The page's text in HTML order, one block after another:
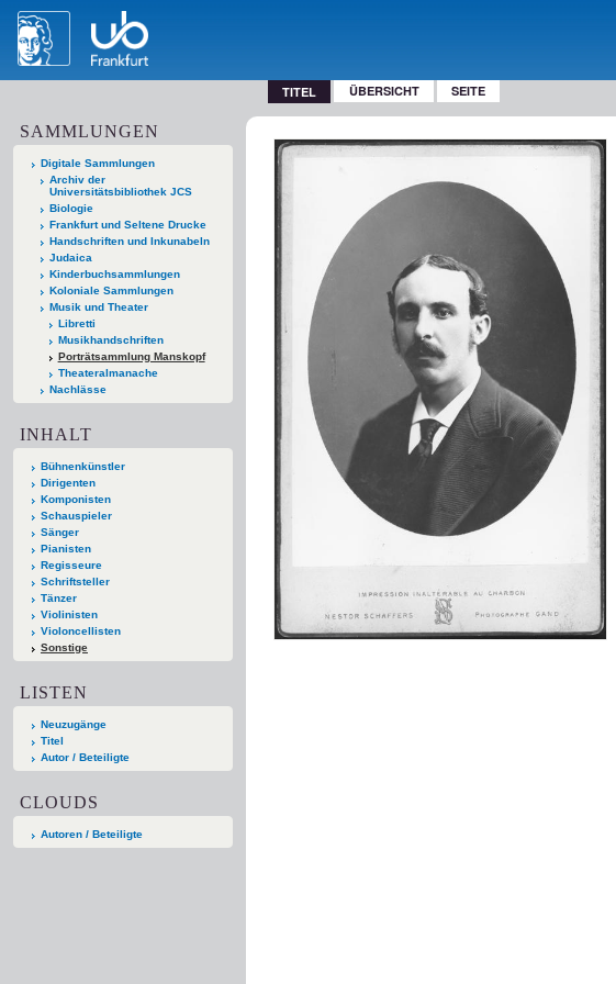
TITEL ÜBERSICHT SEITE
SAMMLUNGEN
Digitale Sammlungen
Archiv der
Universitätsbibliothek JCS
Biologie
Frankfurt und Seltene Drucke
Handschriften und Inkunabeln
Judaica
Kinderbuchsammlungen
Koloniale Sammlungen
Musik und Theater
Libretti
Musikhandschriften
Porträtsammlung Manskopf
Theateralmanache
Nachlässe
INHALT
Bühnenkünstler
Dirigenten
Komponisten
Schauspieler
Sänger
Pianisten
Regisseure
Schriftsteller
Tänzer
Violinisten
Violoncellisten
Sonstige
LISTEN
Neuzugänge
Titel
Autor / Beteiligte
CLOUDS
Autoren / Beteiligte